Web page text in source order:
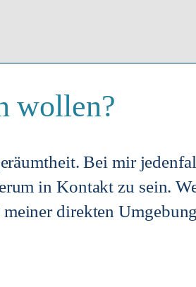
wollen?
Bei mir
in Kontakt zu sein.
direkten